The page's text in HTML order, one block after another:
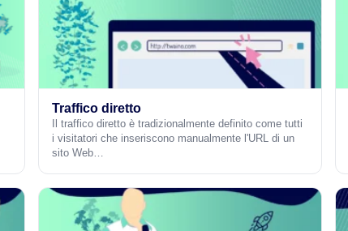
Traffico diretto
Il traffico diretto è tradizionalmente definito come tutti
i visitatori che inseriscono manualmente l'URL di un
sito Web…